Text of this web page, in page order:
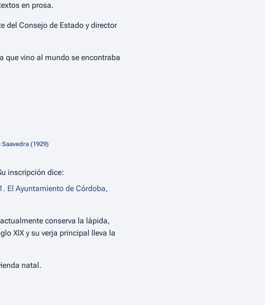
en prosa.
del Consejo de Estado y director
que vino al mundo se encontraba
Saavedra (1929)
inscripción dice:
El Ayuntamiento de Córdoba,
conserva la lápida,
XIX y su verja principal lleva la
natal.